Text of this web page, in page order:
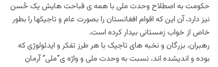
حکومت به اصطلاح وحدت ملی با همه ی قباحت هایش یک حُسن
نیز دارد، آن این که اقوام افغانستان را بصورت عام و تاجیکها را بطور
خاص از خواب زمستانی بیدار کرده است.
رهبران، بزرگان و نخبه های تاجیک با هر طرز تفکر و ایدئولوژی که
بوده و اندیشده اند، نسبت به وحدت ملی و واژه ی”ملی” آرمان